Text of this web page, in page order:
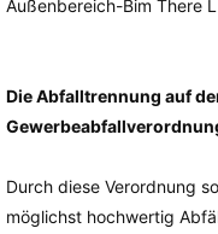
Die Abfalltrennung auf
Durch diese Verordnung
möglichst hochwertig